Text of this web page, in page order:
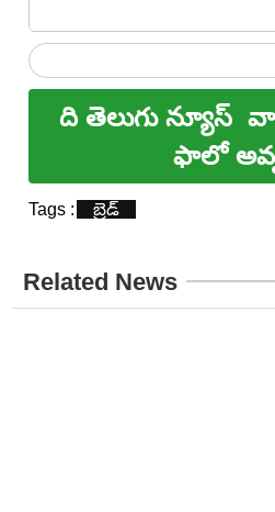
ది తెలుగు న్యూస్
ఫాలో
Tags : బ్రెడ్
Related News